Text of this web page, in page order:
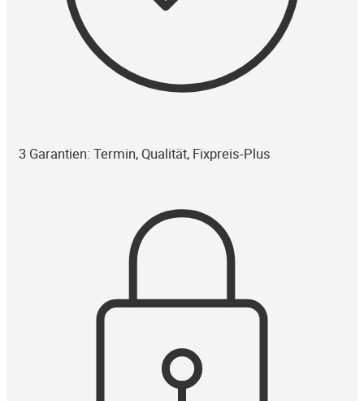
3 Garantien: Termin, Qualität, Fixpreis-Plus